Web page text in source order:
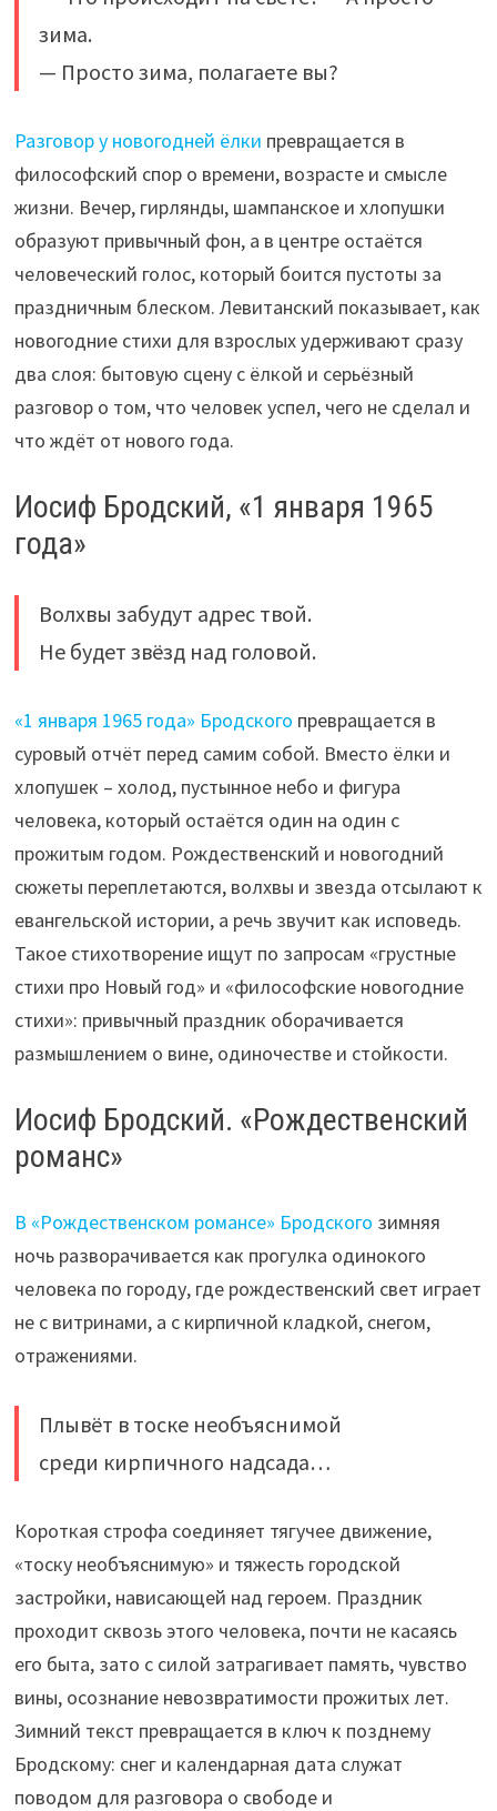
зима.
— Просто зима, полагаете вы?
Разговор у новогодней ёлки превращается в
философский спор о времени, возрасте и смысле
жизни. Вечер, гирлянды, шампанское и хлопушки
образуют привычный фон, а в центре остаётся
человеческий голос, который боится пустоты за
праздничным блеском. Левитанский показывает, как
новогодние стихи для взрослых удерживают сразу
два слоя: бытовую сцену с ёлкой и серьёзный
разговор о том, что человек успел, чего не сделал и
что ждёт от нового года.
Иосиф Бродский, «1 января 1965
года»
Волхвы забудут адрес твой.
Не будет звёзд над головой.
«1 января 1965 года» Бродского превращается в
суровый отчёт перед самим собой. Вместо ёлки и
хлопушек – холод, пустынное небо и фигура
человека, который остаётся один на один с
прожитым годом. Рождественский и новогодний
сюжеты переплетаются, волхвы и звезда отсылают к
евангельской истории, а речь звучит как исповедь.
Такое стихотворение ищут по запросам «грустные
стихи про Новый год» и «философские новогодние
стихи»: привычный праздник оборачивается
размышлением о вине, одиночестве и стойкости.
Иосиф Бродский. «Рождественский
романс»
В «Рождественском романсе» Бродского зимняя
ночь разворачивается как прогулка одинокого
человека по городу, где рождественский свет играет
не с витринами, а с кирпичной кладкой, снегом,
отражениями.
Плывёт в тоске необъяснимой
среди кирпичного надсада…
Короткая строфа соединяет тягучее движение,
«тоску необъяснимую» и тяжесть городской
застройки, нависающей над героем. Праздник
проходит сквозь этого человека, почти не касаясь
его быта, зато с силой затрагивает память, чувство
вины, осознание невозвратимости прожитых лет.
Зимний текст превращается в ключ к позднему
Бродскому: снег и календарная дата служат
поводом для разговора о свободе и